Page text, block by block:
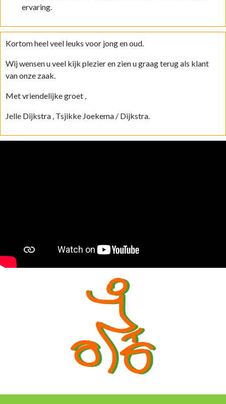
ervaring.
Kortom heel veel leuks voor jong en oud.
Wij wensen u veel kijk plezier en zien u graag terug als klant
van onze zaak.
Met vriendelijke groet ,
Jelle Dijkstra , Tsjikke Joekema / Dijkstra.